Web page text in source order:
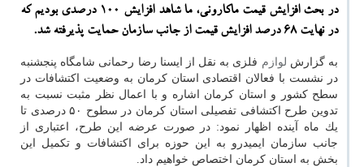
در بحث افزایش قیمت ماكارونی، ما شاهد افزایش ۱۰۰ درصدی بودیم كه
در نهایت ۶۸ درصد افزایش قیمت از جانب سازمان حمایت پذیرفته شد.
به گزارش لوازم فلزی به نقل از ایسنا رضا رحمانی شامگاه پنجشنبه
در نشست با فعالان اقتصادی استان كرمان به وضعیت اكتشافات در
سطح كشور و استان كرمان اشاره و با اعمال نظر مثبت نسبت به
تدوین طرح اكتشافی تفصیلی استان كرمان در سطوح ۵۰ درصدی تا
یك ماه آینده اظهار نمود: در صورت عرضه این طرح، اعتباری از
جانب سازمان ایمیدرو به این حوزه برای اكتشافات و تكمیل این
بخش به استان كرمان اختصاص خواهیم داد.